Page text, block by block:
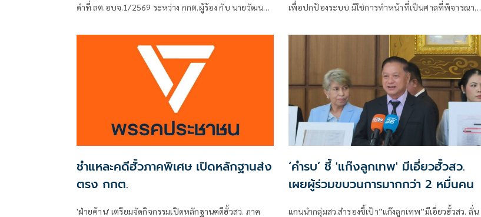
ดำที่ ลต.อบจ.1/2569 ระหว่าง กกต.ผู้ร้อง กับ นายวัฒนา
ถิ่นหรือผู้บริหารท้องถิ่น (ขอให้มีการเลือกตั้ง นายก
เพื่อปกป้องระบบ มิใช่การทำหน้าที่เป็นศาลที่พิจารณาคดี
ชำแหละคดีฮั้วภาคพิเศษ เปิดหลักฐานส่ง
ตรง กกต.
'ฝ่ายค้าน' เตรียมจัดกิจกรรมเปิดหลักฐานคดีฮั้วสว. ภาค
‘คำรบ’ ชี้ 'แก๊งลูกเทพ' มีเอี่ยวฮั้วสว.
เผยผู้ร่วมขบวนการมากกว่า 2 หมื่นคน
แกนนำกลุ่มสว.สำรองชี้เป้า”แก๊งลูกเทพ”มีเอี่ยวฮั้วสว. ลั่น